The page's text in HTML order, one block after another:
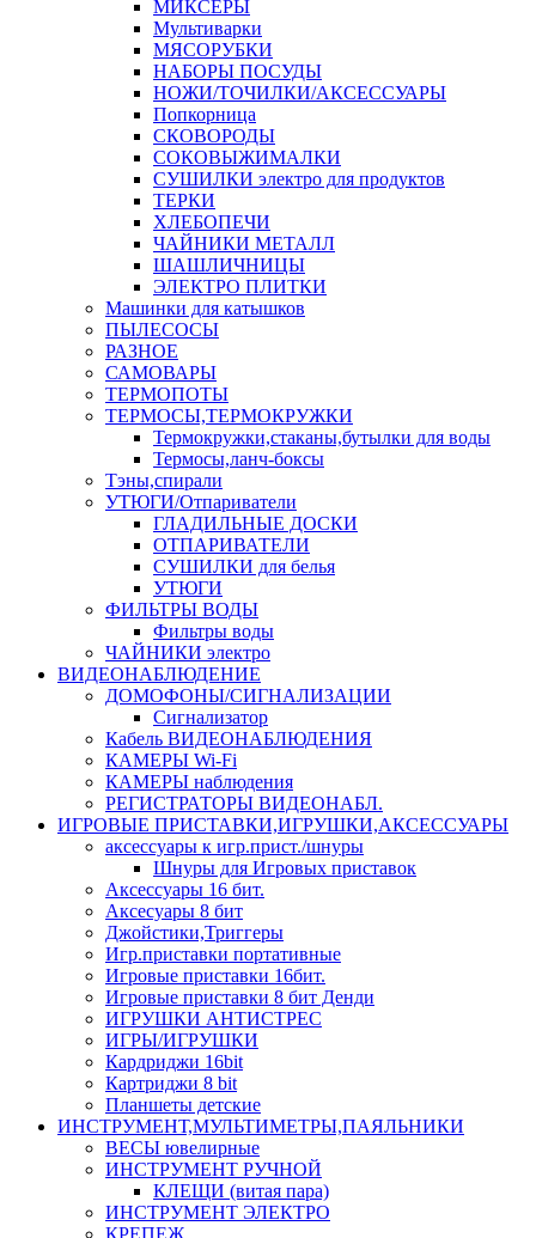
МИКСЕРЫ
Мультиварки
МЯСОРУБКИ
НАБОРЫ ПОСУДЫ
НОЖИ/ТОЧИЛКИ/АКСЕССУАРЫ
Попкорница
СКОВОРОДЫ
СОКОВЫЖИМАЛКИ
СУШИЛКИ электро для продуктов
ТЕРКИ
ХЛЕБОПЕЧИ
ЧАЙНИКИ МЕТАЛЛ
ШАШЛИЧНИЦЫ
ЭЛЕКТРО ПЛИТКИ
Машинки для катышков
ПЫЛЕСОСЫ
РАЗНОЕ
САМОВАРЫ
ТЕРМОПОТЫ
ТЕРМОСЫ,ТЕРМОКРУЖКИ
Термокружки,стаканы,бутылки для воды
Термосы,ланч-боксы
Тэны,спирали
УТЮГИ/Отпариватели
ГЛАДИЛЬНЫЕ ДОСКИ
ОТПАРИВАТЕЛИ
СУШИЛКИ для белья
УТЮГИ
ФИЛЬТРЫ ВОДЫ
Фильтры воды
ЧАЙНИКИ электро
ВИДЕОНАБЛЮДЕНИЕ
ДОМОФОНЫ/СИГНАЛИЗАЦИИ
Сигнализатор
Кабель ВИДЕОНАБЛЮДЕНИЯ
КАМЕРЫ Wi-Fi
КАМЕРЫ наблюдения
РЕГИСТРАТОРЫ ВИДЕОНАБЛ.
ИГРОВЫЕ ПРИСТАВКИ,ИГРУШКИ,АКСЕССУАРЫ
аксесcуары к игр.прист./шнуры
Шнуры для Игровых приставок
Аксессуары 16 бит.
Аксесуары 8 бит
Джойстики,Триггеры
Игр.приставки портативные
Игровые приставки 16бит.
Игровые приставки 8 бит Денди
ИГРУШКИ АНТИСТРЕС
ИГРЫ/ИГРУШКИ
Кардриджи 16bit
Картриджи 8 bit
Планшеты детские
ИНСТРУМЕНТ,МУЛЬТИМЕТРЫ,ПАЯЛЬНИКИ
ВЕСЫ ювелирные
ИНСТРУМЕНТ РУЧНОЙ
КЛЕЩИ (витая пара)
ИНСТРУМЕНТ ЭЛЕКТРО
КРЕПЕЖ